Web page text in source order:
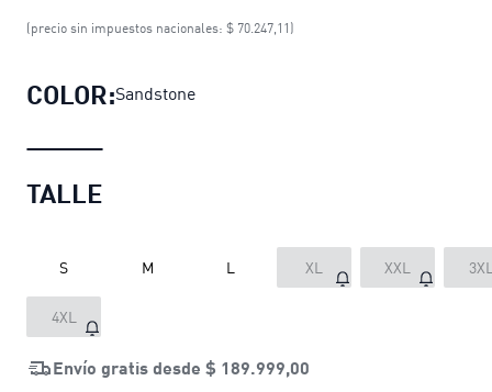
Buzo con capucha Train All Day
(precio sin impuestos nacionales: $ 70.247,11)
COLOR:Sandstone
TALLE
S M L XL XXL
4XL
Envío gratis desde $ 189.999,00